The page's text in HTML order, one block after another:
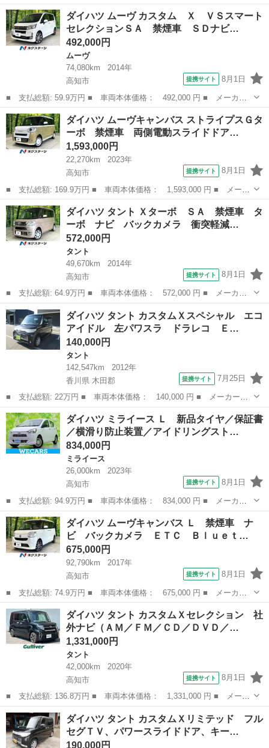
名： ダイハツ ■ 車種名： タントエグゼ ■ グレード名： ■
排気量： 660cc ■ ドア枚数： 5D ■ ミッション： コラムAT ■...
香川 さぬき市
ダイハツ ムーヴ カスタム Ｘ ＶＳスマート
セレクションＳＡ 禁煙車 ＳＤナビ…
492,000円
ムーヴ
74,080km
2014年
高知市
提携サイト 8月1日
■ 支払総額: 59.9万円 ■ 車両本体価格： 492,000 円 ■ メーカー
名： ダイハツ ■ 車種名： ムーヴ ■ グレード名： カスタム
Ｘ ＶＳスマートセレクションＳＡ 禁煙車 ＳＤナビ バックカメ
ラ スマート...
高知 高知市 ムーヴ
ダイハツ ムーヴキャンバス ストライプスＧタ
ーボ 禁煙車 両側電動スライドドア…
1,593,000円
22,270km
2023年
高知市
提携サイト 8月1日
■ 支払総額: 169.9万円 ■ 車両本体価格： 1,593,000 円 ■ メーカ
ー名： ダイハツ ■ 車種名： ムーヴキャンバス ■ グレード
名： ストライプスＧターボ 禁煙車 両側電動スライドドア ９型
ディスプレイ...
高知 高知市 ダイハツ
ダイハツ タント Ｘターボ ＳＡ 禁煙車 タ
ーボ ナビ バックカメラ 衝突軽減…
572,000円
タント
49,670km
2014年
高知市
提携サイト 8月1日
■ 支払総額: 64.9万円 ■ 車両本体価格： 572,000 円 ■ メーカー
名： ダイハツ ■ 車種名： タント ■ グレード名： Ｘターボ
ＳＡ 禁煙車 ターボ ナビ バックカメラ 衝突軽減装置 両側パ
ワースライド...
高知 高知市 タント
ダイハツ タント カスタムＸスペシャル エコ
アイドル 左パワスラ ドラレコ Ｅ…
140,000円
タント
142,547km
2012年
香川県 木田郡
提携サイト 7月25日
■ 支払総額: 22万円 ■ 車両本体価格： 140,000 円 ■ メーカー
名： ダイハツ ■ 車種名： タント ■ グレード名： カスタムＸ
スペシャル エコアイドル 左パワスラ ドラレコ ＥＴＣ パワー
ウィンドウ 運転...
香川 木田郡 タント
ダイハツ ミライース Ｌ 新品タイヤ／保証書
／横滑り防止装置／アイドリングスト…
834,000円
ミライース
26,000km
2023年
高知市
提携サイト 8月1日
■ 支払総額: 94.9万円 ■ 車両本体価格： 834,000 円 ■ メーカー
名： ダイハツ ■ 車種名： ミライース ■ グレード名： Ｌ 新
品タイヤ／保証書／横滑り防止装置／アイドリングストップ／禁煙車
／パワーウイ...
高知 高知市 ミライース
ダイハツ ムーヴキャンバス Ｌ 禁煙車 ナ
ビ バックカメラ ＥＴＣ Ｂｌｕｅｔ…
675,000円
92,790km
2017年
高知市
提携サイト 8月1日
■ 支払総額: 74.9万円 ■ 車両本体価格： 675,000 円 ■ メーカー
名： ダイハツ ■ 車種名： ムーヴキャンバス ■ グレード名：
Ｌ 禁煙車 ナビ バックカメラ ＥＴＣ Ｂｌｕｅｔｏｏｔｈ ド
ライブレコー...
高知 高知市 ダイハツ
ダイハツ タント カスタムＸセレクション 社
外ナビ（ＡＭ／ＦＭ／ＣＤ／ＤＶＤ／…
1,331,000円
タント
42,000km
2020年
高知市
提携サイト 8月1日
■ 支払総額: 136.8万円 ■ 車両本体価格： 1,331,000 円 ■ メーカ
ー名： ダイハツ ■ 車種名： タント ■ グレード名： カスタム
Ｘセレクション 社外ナビ（ＡＭ／ＦＭ／ＣＤ／ＤＶＤ／ＢＴ／フル
セグ） ...
高知 高知市 タント
ダイハツ タント カスタムＸリミテッド フル
セグＴＶ、パワースライドドア、キー…
190,000円